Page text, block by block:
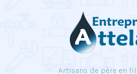
Artisans de père en